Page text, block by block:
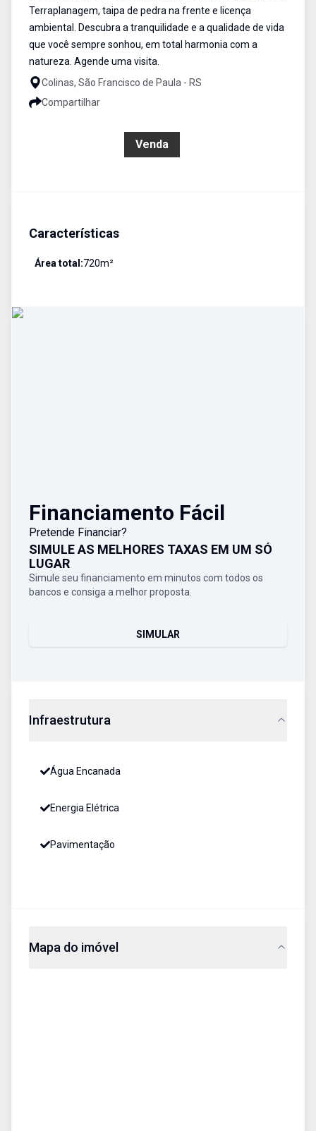
Terraplanagem, taipa de pedra na frente e licença
ambiental. Descubra a tranquilidade e a qualidade de vida
que você sempre sonhou, em total harmonia com a
natureza. Agende uma visita.
Colinas, São Francisco de Paula - RS
Compartilhar
Venda
Características
Área total:720m²
Financiamento Fácil
Pretende Financiar?
SIMULE AS MELHORES TAXAS EM UM SÓ
LUGAR
Simule seu financiamento em minutos com todos os
bancos e consiga a melhor proposta.
SIMULAR
Infraestrutura
Água Encanada
Energia Elétrica
Pavimentação
Mapa do imóvel